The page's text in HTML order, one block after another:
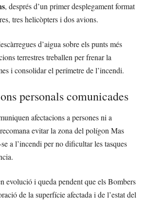
, després d’un primer desplegament format
tres helicòpters i dos avions.
d’aigua sobre els punts més
terrestres treballen per frenar la
i consolidar el perímetre de l’incendi.
personals comunicades
afectacions a persones ni a
evitar la zona del polígon Mas
a l’incendi per no dificultar les tasques
evolució i queda pendent que els Bombers
de la superfície afectada i de l’estat del